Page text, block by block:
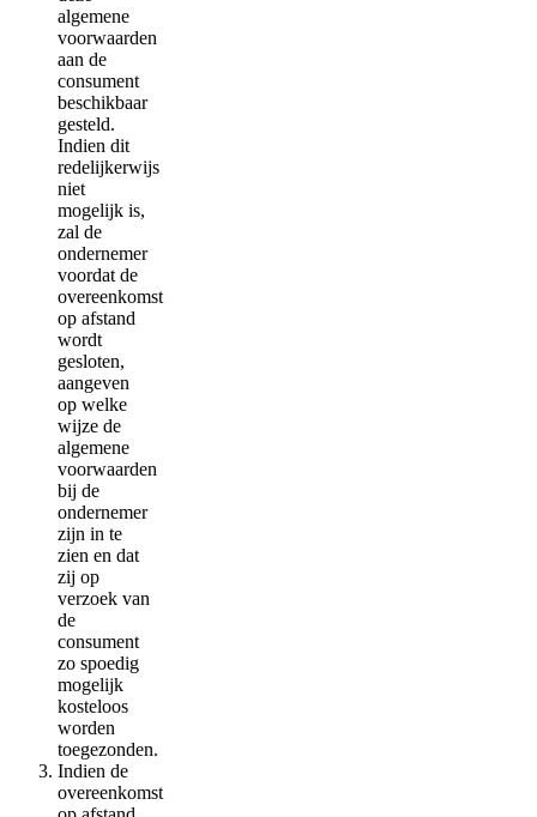
algemene
voorwaarden
aan de
consument
beschikbaar
gesteld.
Indien dit
redelijkerwijs
niet
mogelijk is,
zal de
ondernemer
voordat de
overeenkomst
op afstand
wordt
gesloten,
aangeven
op welke
wijze de
algemene
voorwaarden
bij de
ondernemer
zijn in te
zien en dat
zij op
verzoek van
de
consument
zo spoedig
mogelijk
kosteloos
worden
toegezonden.
Indien de
overeenkomst